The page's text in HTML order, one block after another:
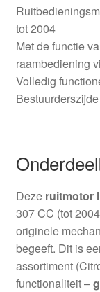
tot 2004
Met de functie
raambediening
Volledig
Bestuurderszijde
Deze ruitmotor
307 CC (tot
originele
begeeft. Dit is
assortiment
functionaliteit –